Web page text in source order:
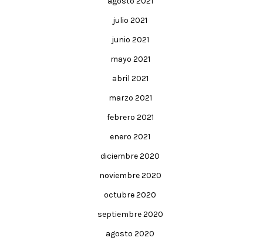
julio 2021
junio 2021
mayo 2021
abril 2021
marzo 2021
febrero 2021
enero 2021
diciembre 2020
noviembre 2020
octubre 2020
septiembre 2020
agosto 2020